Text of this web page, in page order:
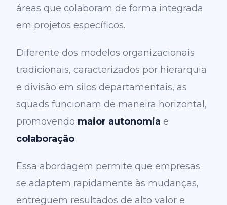
áreas que colaboram de forma integrada
em projetos específicos.
Diferente dos modelos organizacionais
tradicionais, caracterizados por hierarquia
e divisão em silos departamentais, as
squads funcionam de maneira horizontal,
promovendo maior autonomia e
colaboração.
Essa abordagem permite que empresas
se adaptem rapidamente às mudanças,
entreguem resultados de alto valor e